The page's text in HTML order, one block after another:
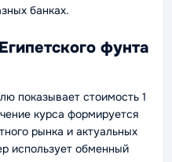
банках.
фунта
показывает стоимость 1
курса формируется
рынка и актуальных
использует обменный